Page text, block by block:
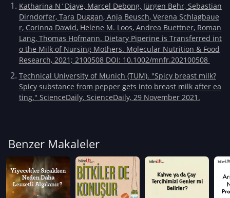
Katharina N´Diaye, Marcel Debong, Jürgen Behr, Sebastian
Dirndorfer, Tara Duggan, Anja Beusch, Verena Schlagbaue
r, Corinna Dawid, Helene M. Loos, Andrea Buettner, Roman
Lang, Thomas Hofmann. Dietary Piperine is Transferred int
o the Milk of Nursing Mothers. Molecular Nutrition & Food
Research, 2021; 2100508 DOI: 10.1002/mnfr.202100508
Technical University of Munich (TUM). "Spicy breast milk?
Spicy substance from pepper gets into breast milk after ea
ting." ScienceDaily. ScienceDaily, 29 November 2021.
Benzer Makaleler